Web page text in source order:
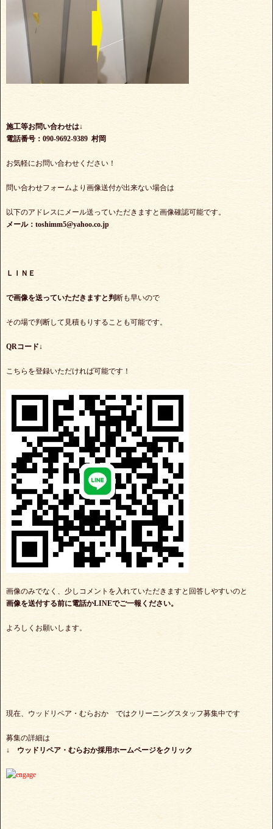
施工等お問い合わせは↓
電話番号：090-9692-9389 村岡
お気軽にお問い合わせください！
問い合わせフォームより画像送付が出来ない場合は
以下のアドレスにメール送っていただきますと画像確認可能です。
メール：toshimm5@yahoo.co.jp
ＬＩＮＥ
で画像を送っていただきますと判 断も早いので
その場で判断して見積もりすることも可能です。
QRコード↓
こちらを登録いただければ可能です！
画像のみでなく、少しコメントを入れていただきますと回答しやすいのと
画像を送付する前に電話かLINEでご一報ください。
よろしくお願いします。
現在、ウッドリペア・むらおか ではクリーニングスタッフ募集中です
募集の詳細は
↓ ウッドリペア・むらおか採用ホームページをクリック